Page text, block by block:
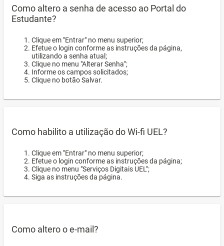
Como altero a senha de acesso ao Portal do
Estudante?
Clique em "Entrar" no menu superior;
Efetue o login conforme as instruções da página,
utilizando a senha atual;
Clique no menu "Alterar Senha";
Informe os campos solicitados;
Clique no botão Salvar.
Como habilito a utilização do Wi-fi UEL?
Clique em "Entrar" no menu superior;
Efetue o login conforme as instruções da página;
Clique no menu "Serviços Digitais UEL";
Siga as instruções da página.
Como altero o e-mail?